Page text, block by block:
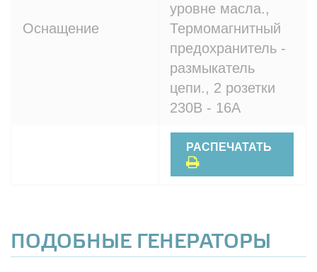
Оснащение
уровне масла.,
Термомагнитный
предохранитель -
размыкатель
цепи., 2 розетки
230В - 16A
РАСПЕЧАТАТЬ
ПОДОБНЫЕ ГЕНЕРАТОРЫ